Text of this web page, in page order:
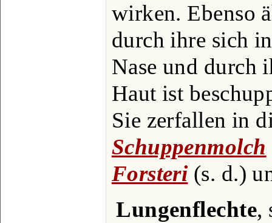
wirken. Ebenso
durch ihre sich
Nase und durch
Haut ist
Sie zerfallen in
Schuppenmolch
Forsteri (s. d.)
Lungenflechte,